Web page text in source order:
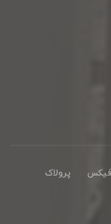
پرولاک